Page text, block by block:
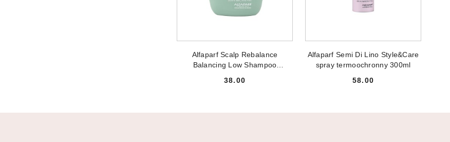
Alfaparf Scalp Rebalance
Balancing Low Shampoo
włosów 250ml
Cena:
38.00
Alfaparf Semi Di Lino Style&Care
spray termoochronny 300ml
Cena:
58.00